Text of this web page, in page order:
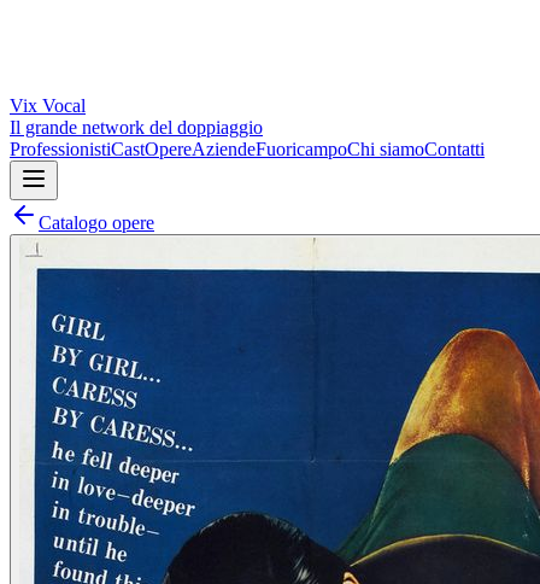
Vix Vocal
Il grande network del doppiaggio
ProfessionistiCastOpereAziendeFuoricampoChi siamoContatti
Catalogo opere